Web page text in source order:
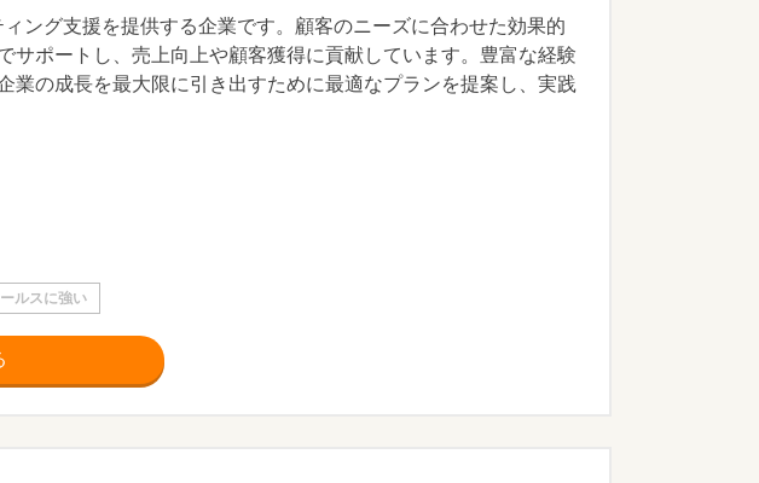
ング支援を提供する企業です。顧客のニーズに合わせた効果的
サポートし、売上向上や顧客獲得に貢献しています。豊富な経験
業の成長を最大限に引き出すために最適なプランを提案し、実践
ルスに強い